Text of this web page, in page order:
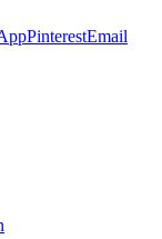
PinterestEmail